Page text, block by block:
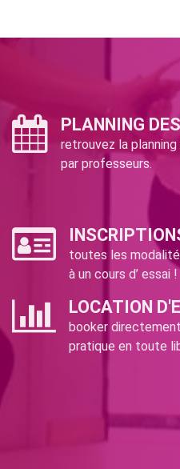
PLANNING
retrouvez la
par professeurs.
toutes les
à un cours d’ essai !
LOCATION
booker
pratique en toute